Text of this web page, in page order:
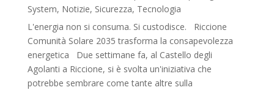
System, Notizie, Sicurezza, Tecnologia
L'energia non si consuma. Si custodisce. Riccione
Comunità Solare 2035 trasforma la consapevolezza
energetica Due settimane fa, al Castello degli
Agolanti a Riccione, si è svolta un'iniziativa che
potrebbe sembrare come tante altre sulla